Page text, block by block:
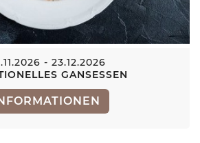
- 23.12.2026
GANSESSEN